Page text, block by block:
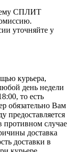
СПЛИТ
уточняйте у
курьера,
день недели
то есть
обязательно Вам
предоставляется
противном случае
доставка
доставки в